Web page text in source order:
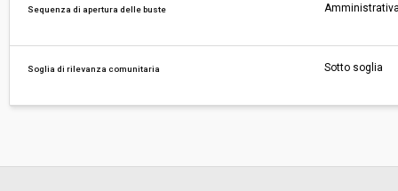
Sequenza di apertura delle buste
Soglia di rilevanza comunitaria Sotto soglia